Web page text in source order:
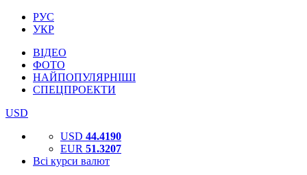
РУС
УКР
ВІДЕО
ФОТО
НАЙПОПУЛЯРНІШІ
СПЕЦПРОЕКТИ
USD
USD 44.4190
EUR 51.3207
Всі курси валют